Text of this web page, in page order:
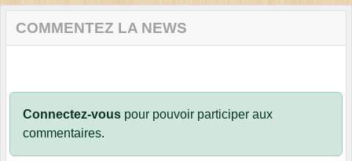
COMMENTEZ LA NEWS
Connectez-vous pour pouvoir participer aux
commentaires.